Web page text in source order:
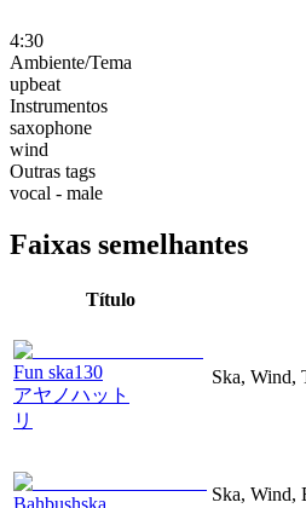
4:30
Ambiente/Tema
upbeat
Instrumentos
saxophone
wind
Outras tags
vocal - male
Faixas semelhantes
Título
Fun ska130
アヤノハット
リ
Ska, Wind,
Bahbushska Ska, Wind,